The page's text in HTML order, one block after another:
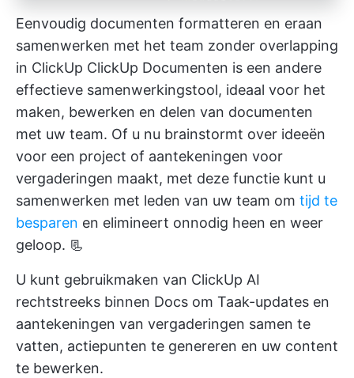
Eenvoudig documenten formatteren en eraan
samenwerken met het team zonder overlapping
in ClickUp ClickUp Documenten is een andere
effectieve samenwerkingstool, ideaal voor het
maken, bewerken en delen van documenten
met uw team. Of u nu brainstormt over ideeën
voor een project of aantekeningen voor
vergaderingen maakt, met deze functie kunt u
samenwerken met leden van uw team om tijd te
besparen en elimineert onnodig heen en weer
geloop. 📃
U kunt gebruikmaken van ClickUp AI
rechtstreeks binnen Docs om Taak-updates en
aantekeningen van vergaderingen samen te
vatten, actiepunten te genereren en uw content
te bewerken.